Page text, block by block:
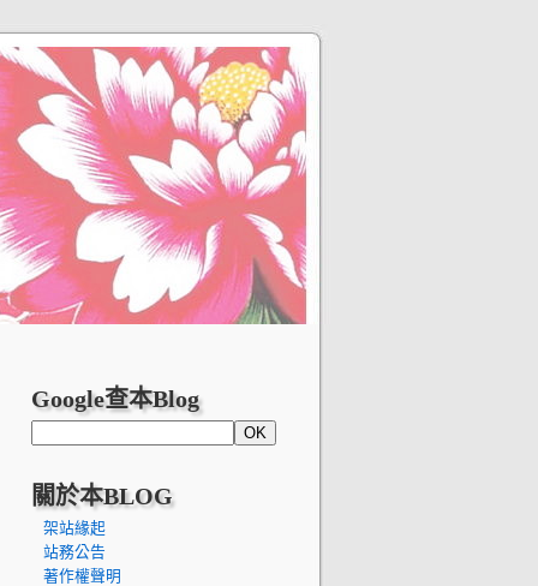
Google查本Blog
關於本BLOG
架站緣起
站務公告
著作權聲明